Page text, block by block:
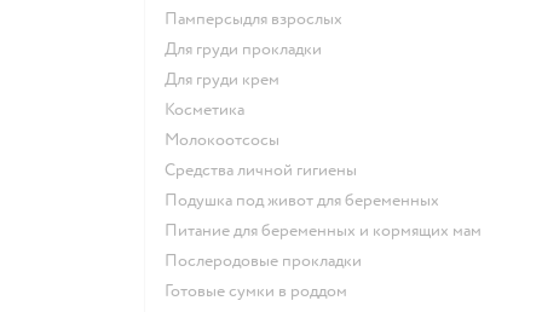
памперсыдля взрослых
для груди прокладки
для груди крем
косметика
Молокоотсосы
средства личной гигиены
подушка под живот для беременных
питание для беременных и кормящих мам
послеродовые прокладки
готовые сумки в роддом